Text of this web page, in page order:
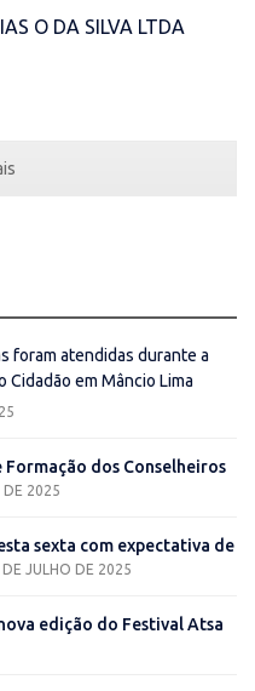
O DA SILVA LTDA
foram atendidas durante a
Cidadão em Mâncio Lima
dos Conselheiros
DE 2025
sexta com expectativa de
DE JULHO DE 2025
edição do Festival Atsa